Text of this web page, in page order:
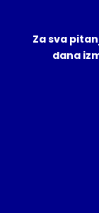
Za sva
dana